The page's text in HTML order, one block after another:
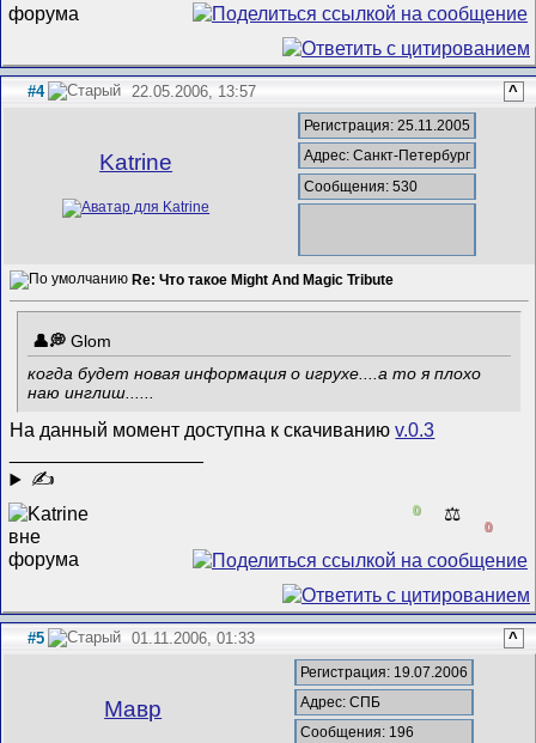
#4 22.05.2006, 13:57 ^
Katrine
Регистрация: 25.11.2005
Адрес: Санкт-Петербург
Сообщения: 530
Re: Что такое Might And Magic Tribute
Glom
когда будет новая информация о игрухе....а то я плохо
наю инглиш......
На данный момент доступна к скачиваниюv.0.3
✍
0 ⚖️
0
#5 01.11.2006, 01:33 ^
Мавр
Регистрация: 19.07.2006
Адрес: СПБ
Сообщения: 196